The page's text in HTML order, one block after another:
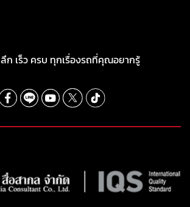
ลึก เร็ว ครบ ทุกเรื่องรถที่คุณอยากรู้